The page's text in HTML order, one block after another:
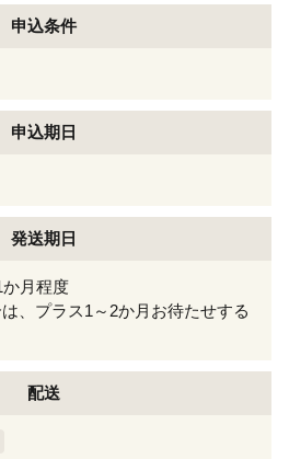
申込条件
申込期日
発送期日
月程度
、プラス1～2か月お待たせする
配送